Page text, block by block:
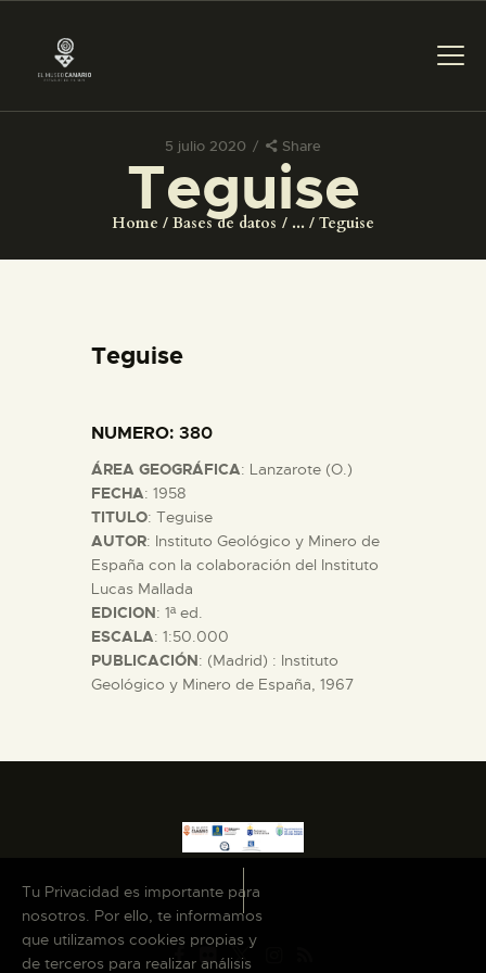
5 julio 2020 Share
Teguise
Home Bases de datos ... Teguise
PREPARAR LA VISITA
EL MUSEO
COLECCIONES
DIDÁCTICA
ESPAÑOL
PREPARAR LA VISITA
█
EL MUSEO
COLECCIONES
DIDÁCTICA
Teguise
NUMERO: 380
ÁREA GEOGRÁFICA: Lanzarote (O.)
FECHA: 1958
TITULO: Teguise
AUTOR: Instituto Geológico y Minero de
España con la colaboración del Instituto
Lucas Mallada
EDICION: 1ª ed.
ESCALA: 1:50.000
PUBLICACIÓN: (Madrid) : Instituto
Geológico y Minero de España, 1967
Tu Privacidad es importante para
nosotros. Por ello, te informamos
que utilizamos cookies propias y
de terceros para realizar análisis